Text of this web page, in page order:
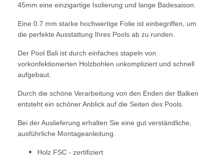
45mm eine einzigartige Isolierung und lange Badesaison.
Eine 0.7 mm starke hochwertige Folie ist einbegriffen, um
die perfekte Ausstattung Ihres Pools ab zu runden.
Der Pool Bali ist durch einfaches stapeln von
vorkonfektionierten Holzbohlen unkompliziert und schnell
aufgebaut.
Durch die schöne Verarbeitung von den Enden der Balken
entsteht ein schöner Anblick auf die Seiten des Pools.
Bei der Auslieferung erhalten Sie eine gut verständliche,
ausführliche Montageanleitung.
Holz FSC - zertifiziert